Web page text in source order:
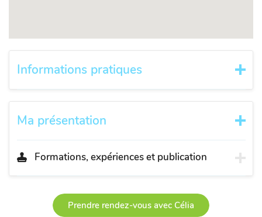
Informations pratiques
Ma présentation
Formations, expériences et publication
Prendre rendez-vous avec Célia